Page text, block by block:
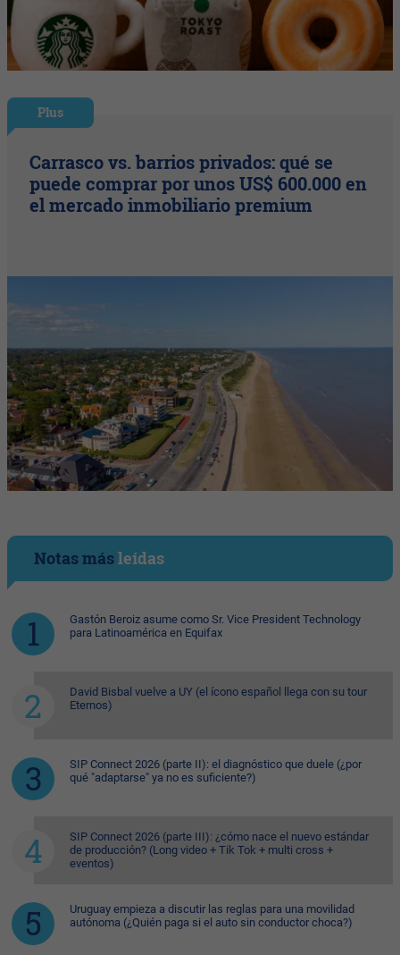
Plus
Carrasco vs. barrios privados: qué se
puede comprar por unos US$ 600.000 en
el mercado inmobiliario premium
Notas másleídas
Gastón Beroiz asume como Sr. Vice President Technology
para Latinoamérica en Equifax
David Bisbal vuelve a UY (el ícono español llega con su tour
Eternos)
SIP Connect 2026 (parte II): el diagnóstico que duele (¿por
qué "adaptarse" ya no es suficiente?)
SIP Connect 2026 (parte III): ¿cómo nace el nuevo estándar
de producción? (Long video + Tik Tok + multi cross +
eventos)
Uruguay empieza a discutir las reglas para una movilidad
autónoma (¿Quién paga si el auto sin conductor choca?)